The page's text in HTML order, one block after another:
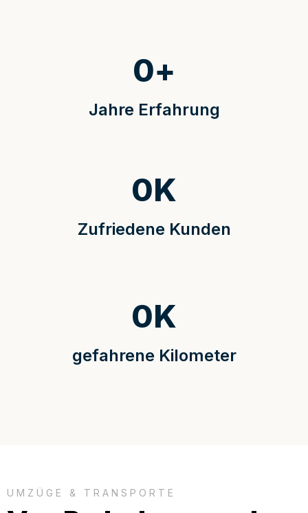
Jahre Erfahrung
0+
Zufriedene Kunden
0K
gefahrene Kilometer
0K
UMZÜGE & TRANSPORTE